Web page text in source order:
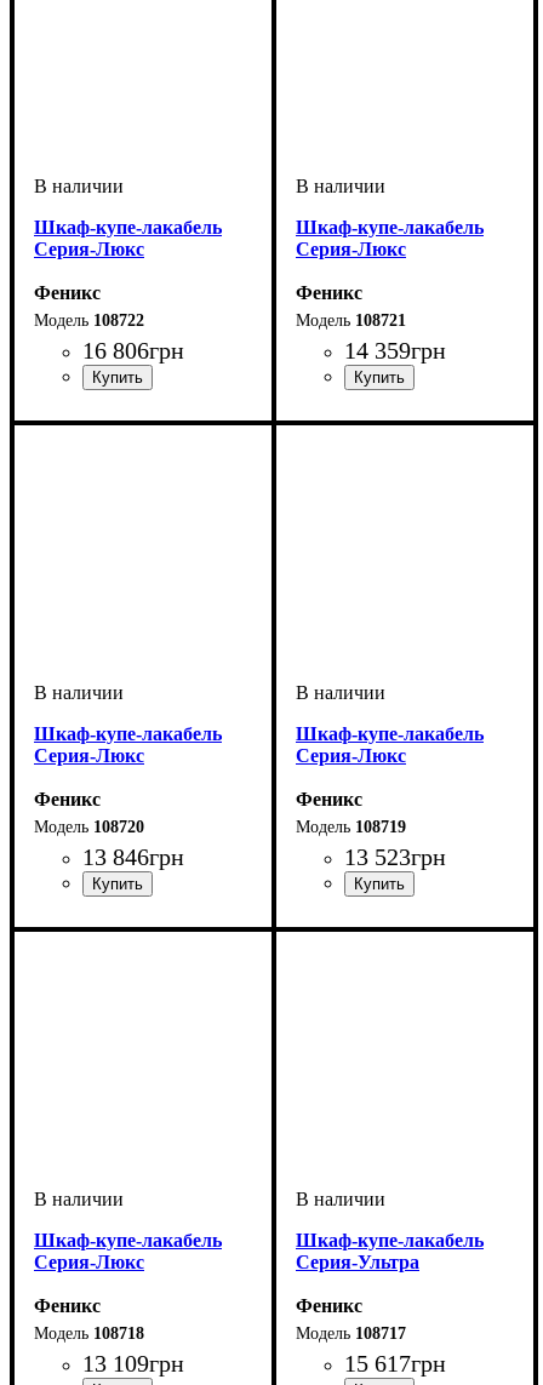
Шкаф-купе-лакабель
Серия-Люкс
Феникс
108722
16 806грн
Шкаф-купе-лакабель
Серия-Люкс
Феникс
108721
14 359грн
Шкаф-купе-лакабель
Серия-Люкс
Феникс
108720
13 846грн
Шкаф-купе-лакабель
Серия-Люкс
Феникс
108719
13 523грн
Шкаф-купе-лакабель
Серия-Люкс
Феникс
108718
13 109грн
Шкаф-купе-лакабель
Серия-Ультра
Феникс
108717
15 617грн